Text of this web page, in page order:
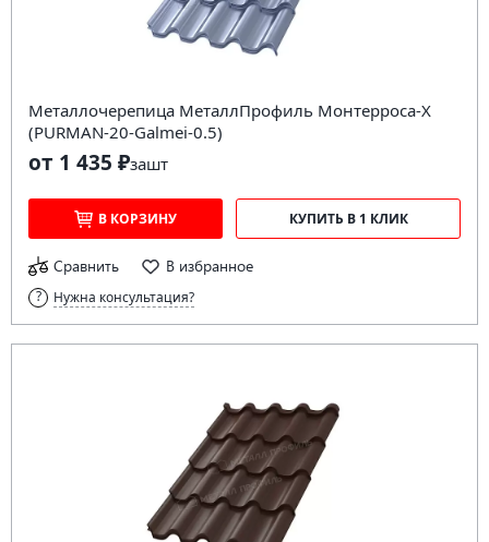
Металлочерепица МеталлПрофиль Монтерроса-X
(PURMAN-20-Galmei-0.5)
от 1 435 ₽зашт
В КОРЗИНУ КУПИТЬ В 1 КЛИК
Сравнить В избранное
Нужна консультация?